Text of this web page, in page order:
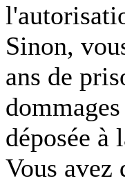
Sinon,
ans de
déposée à
Vous avez